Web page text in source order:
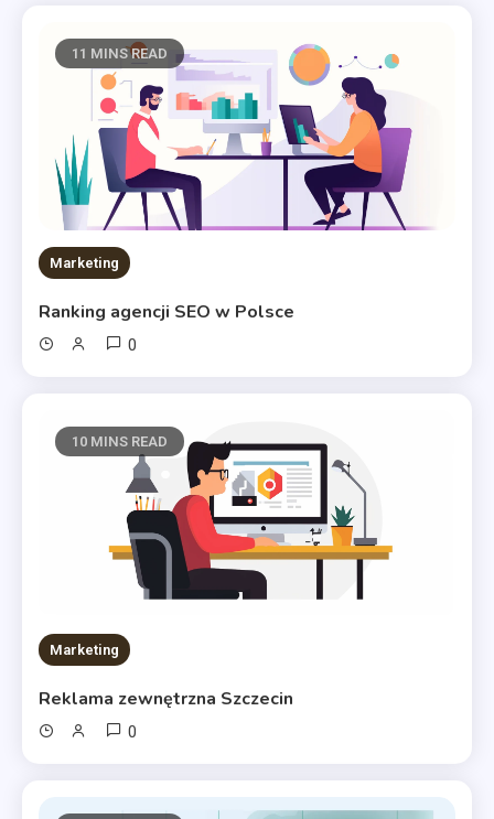
11 MINS READ
Marketing
Ranking agencji SEO w Polsce
0
10 MINS READ
Marketing
Reklama zewnętrzna Szczecin
0